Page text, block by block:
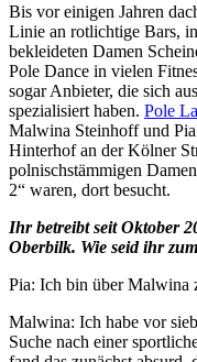
Bis vor einigen Jahren
Linie an rotlichtige Bars,
bekleideten Damen
Pole Dance in vielen
sogar Anbieter, die sich
spezialisiert haben. Pole
Malwina Steinhoff und
Hinterhof an der Kölner
polnischstämmigen
2“ waren, dort besucht.
Ihr betreibt seit Oktober
Oberbilk. Wie seid ihr
Pia: Ich bin über Malwina
Malwina: Ich habe vor
Suche nach einer